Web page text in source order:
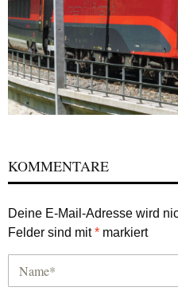
KOMMENTARE
Deine E-Mail-Adresse wird
Felder sind mit* markiert